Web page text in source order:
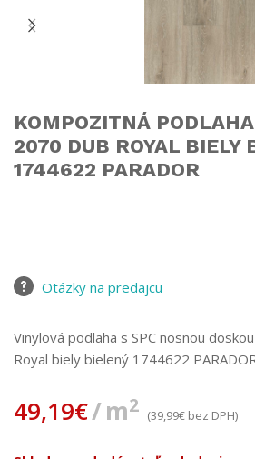
KOMPOZITNÁ
2070 DUB ROYAL BIELY
1744622 PARADOR
Otázky na predajcu
Vinylová podlaha s SPC nosnou doskou
Royal biely bielený 1744622
49,19€ m2 (39,99€ bez DPH)